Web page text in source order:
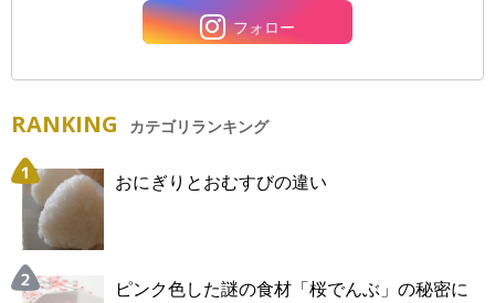
フォロー
RANKING カテゴリランキング
おにぎりとおむすびの違い
ピンク色した謎の食材「桜でんぶ」の秘密に